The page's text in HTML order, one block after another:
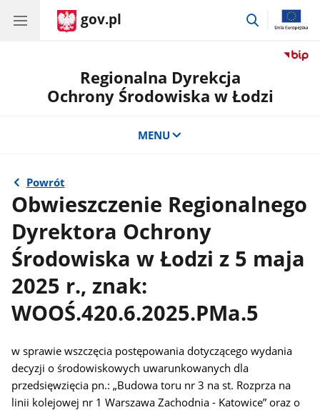
gov.pl
przejdź
Regionalna Dyrekcja
Ochrony Środowiska w Łodzi
MENU
Powrót
Obwieszczenie Regionalnego
Dyrektora Ochrony
Środowiska w Łodzi z 5 maja
2025 r., znak:
WOOŚ.420.6.2025.PMa.5
w sprawie wszczęcia postępowania dotyczącego wydania
decyzji o środowiskowych uwarunkowanych dla
przedsięwzięcia pn.: „Budowa toru nr 3 na st. Rozprza na
linii kolejowej nr 1 Warszawa Zachodnia - Katowice” oraz o